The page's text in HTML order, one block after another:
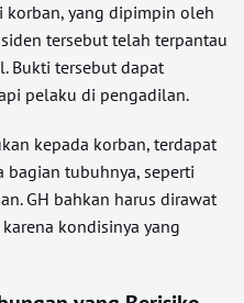
yang dipimpin oleh
tersebut telah terpantau
Bukti tersebut dapat
pelaku di pengadilan.
kepada korban, terdapat
bagian tubuhnya, seperti
GH bahkan harus dirawat
kondisinya yang